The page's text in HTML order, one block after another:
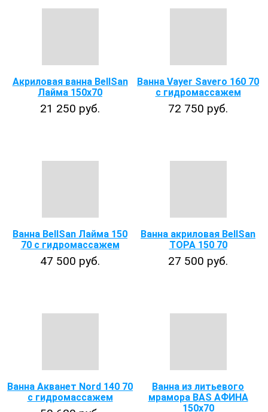
Акриловая ванна BellSan
Лайма 150х70
21 250 руб.
Ванна Vayer Savero 160 70
с гидромассажем
72 750 руб.
Ванна BellSan Лайма 150
70 с гидромассажем
47 500 руб.
Ванна акриловая BellSan
ТОРА 150 70
27 500 руб.
Ванна Акванет Nord 140 70
с гидромассажем
Ванна из литьевого
мрамора BAS АФИНА
150х70